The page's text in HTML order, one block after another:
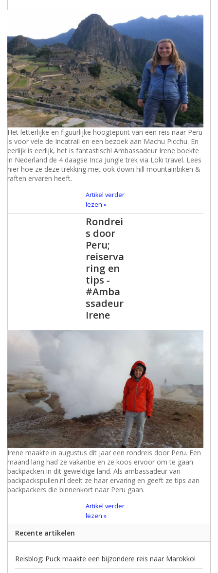
Het letterlijke en figuurlijke hoogtepunt van een reis naar Peru
is voor vele de Incatrail en een bezoek aan Machu Picchu. En
eerlijk is eerlijk, het is fantastisch! Ambassadeur Irene boekte
in Nederland de 4 daagse Inca Jungle trek via Loki travel. Lees
hier hoe ze deze trekking met ook down hill mountainbiken &
raften ervaren heeft.
Artikel verder
lezen »
Rondrei
s door
Peru;
reiserva
ring en
tips -
#Amba
ssadeur
Irene
Irene maakte in augustus dit jaar een rondreis door Peru. Een
maand lang had ze vakantie en ze koos ervoor om te gaan
backpacken in dit geweldige land. Als ambassadeur van
backpackspullen.nl deelt ze haar ervaring en geeft ze tips aan
backpackers die binnenkort naar Peru gaan.
Artikel verder
lezen »
Recente artikelen
Reisblog: Puck maakte een bijzondere reis naar Marokko!